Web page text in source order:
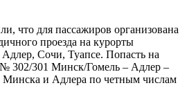
что для пассажиров организована
проезда на курорты
Адлер, Сочи, Туапсе. Попасть на
302/301 Минск/Гомель – Адлер –
Минска и Адлера по четным числам